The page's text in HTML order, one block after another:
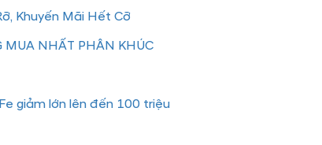
Khuyến Mãi Hết Cỡ
MUA NHẤT PHÂN KHÚC
giảm lớn lên đến 100 triệu